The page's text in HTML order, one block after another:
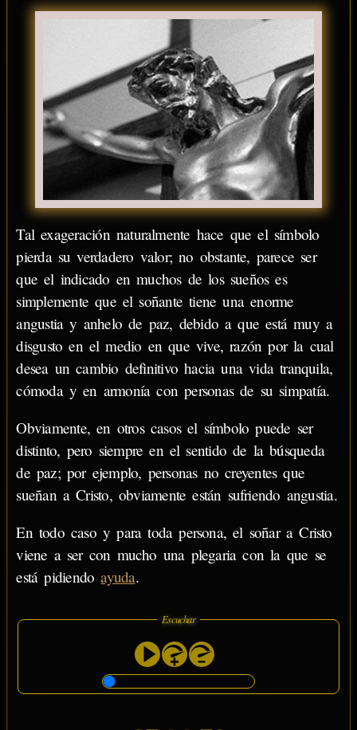
Tal exageración naturalmente hace que el símbolo
pierda su verdadero valor; no obstante, parece ser
que el indicado en muchos de los sueños es
simplemente que el soñante tiene una enorme
angustia y anhelo de paz, debido a que está muy a
disgusto en el medio en que vive, razón por la cual
desea un cambio definitivo hacia una vida tranquila,
cómoda y en armonía con personas de su simpatía.
Obviamente, en otros casos el símbolo puede ser
distinto, pero siempre en el sentido de la búsqueda
de paz; por ejemplo, personas no creyentes que
sueñan a Cristo, obviamente están sufriendo angustia.
En todo caso y para toda persona, el soñar a Cristo
viene a ser con mucho una plegaria con la que se
está pidiendoayuda.
Escuchar